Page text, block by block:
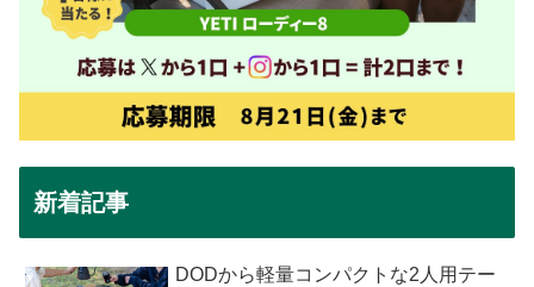
新着記事
DODから軽量コンパクトな2人用テー